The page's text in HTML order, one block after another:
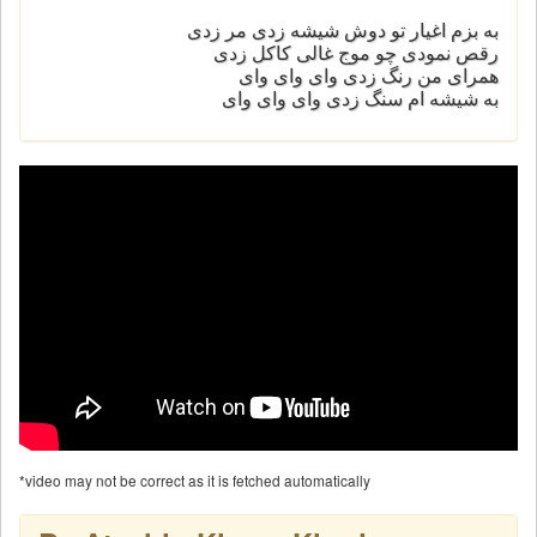
به بزم اغیار تو دوش شیشه زدی مر زدی
رقص نمودی چو موج غالی کاکل زدی
همرای من رنگ زدی وای وای وای
به شیشه ام سنگ زدی وای وای وای
*video may not be correct as it is fetched automatically